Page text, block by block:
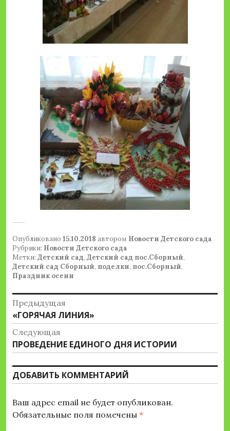
Опубликовано 15.10.2018 автором Новости Детского сада
Рубрики: Новости Детского сада
Метки: Детский сад, Детский сад пос.Сборный,
Детский сад Сборный, поделки, пос.Сборный,
Праздник осени
Навигация
по
записям
Предыдущая
Предыдущая
запись:
«ГОРЯЧАЯ ЛИНИЯ»
Следующая
Следующая
запись:
ПРОВЕДЕНИЕ ЕДИНОГО ДНЯ ИСТОРИИ
ДОБАВИТЬ КОММЕНТАРИЙ
Ваш адрес email не будет опубликован.
Обязательные поля помечены *